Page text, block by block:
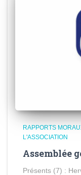
RAPPORTS
L'ASSOCIATION
Assemblée
Présents (7) :